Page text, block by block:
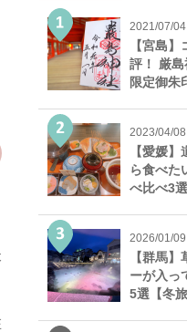
2021/07/04
【宮島
評！ 厳島
限定御朱
2023/04/08
【愛媛
ら食べた
べ比べ3選
2026/01/09
【群馬
ーが入っ
5選【冬